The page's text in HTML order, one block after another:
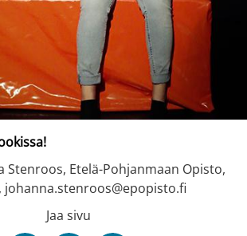
Stenroos, Etelä-Pohjanmaan Opisto,
johanna.stenroos@epopisto.fi
Jaa sivu